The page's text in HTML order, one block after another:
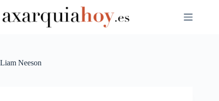
al
contenido
Liam Neeson